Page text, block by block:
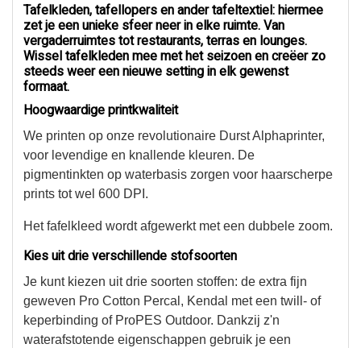
Tafelkleden, tafellopers en ander tafeltextiel: hiermee
zet je een unieke sfeer neer in elke ruimte. Van
vergaderruimtes tot restaurants, terras en lounges.
Wissel tafelkleden mee met het seizoen en creëer zo
steeds weer een nieuwe setting in elk gewenst
formaat.
Hoogwaardige printkwaliteit
We printen op onze revolutionaire Durst Alphaprinter,
voor levendige en knallende kleuren. De
pigmentinkten op waterbasis zorgen voor haarscherpe
prints tot wel 600 DPI.
Het fafelkleed wordt afgewerkt met een dubbele zoom.
Kies uit drie verschillende stofsoorten
Je kunt kiezen uit drie soorten stoffen: de extra fijn
geweven Pro Cotton Percal, Kendal met een twill- of
keperbinding of ProPES Outdoor. Dankzij z'n
waterafstotende eigenschappen gebruik je een